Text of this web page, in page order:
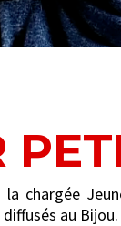
la chargée
au Bijou.